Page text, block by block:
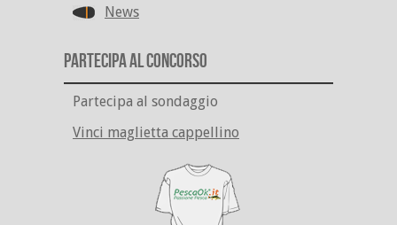
News
Partecipa al Concorso
Partecipa al sondaggio
Vinci maglietta cappellino